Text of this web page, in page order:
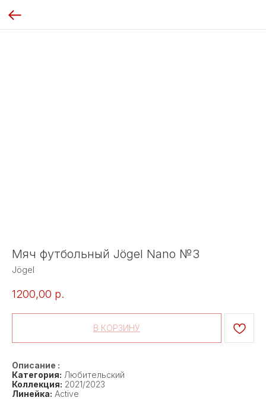
Мяч футбольный Jögel Nano №3
Jögel
1200,00 р.
В КОРЗИНУ
Описание :
Категория: Любительский
Коллекция: 2021/2023
Линейка: Active